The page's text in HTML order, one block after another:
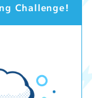
Challenge!